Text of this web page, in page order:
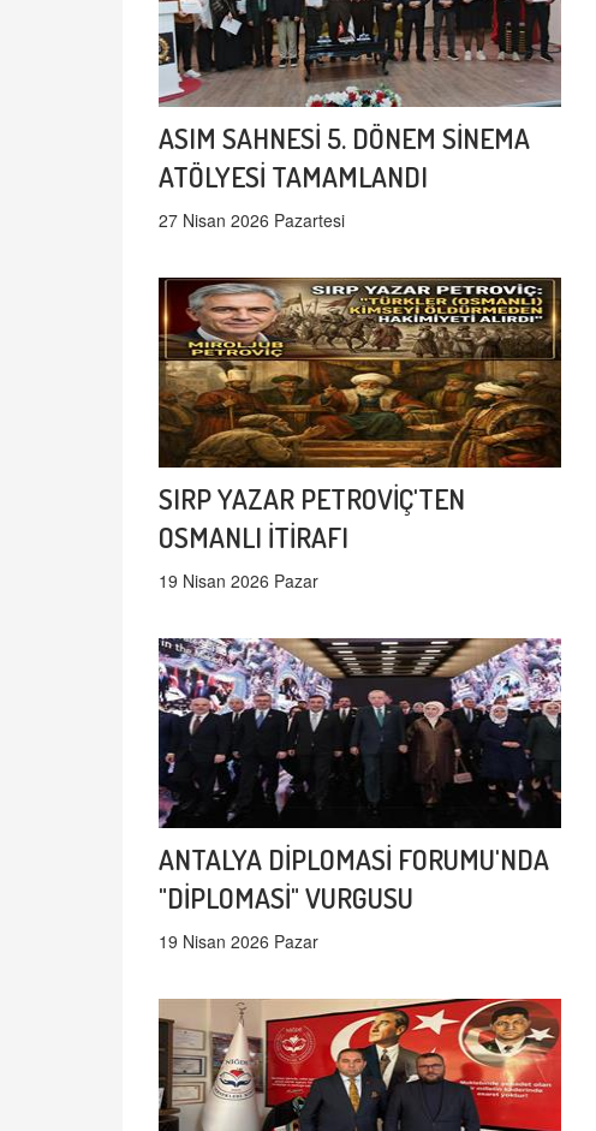
ASIM SAHNESİ 5. DÖNEM SİNEMA
ATÖLYESİ TAMAMLANDI
27 Nisan 2026 Pazartesi
SIRP YAZAR PETROVİÇ'TEN
OSMANLI İTİRAFI
19 Nisan 2026 Pazar
ANTALYA DİPLOMASİ FORUMU'NDA
"DİPLOMASİ" VURGUSU
19 Nisan 2026 Pazar